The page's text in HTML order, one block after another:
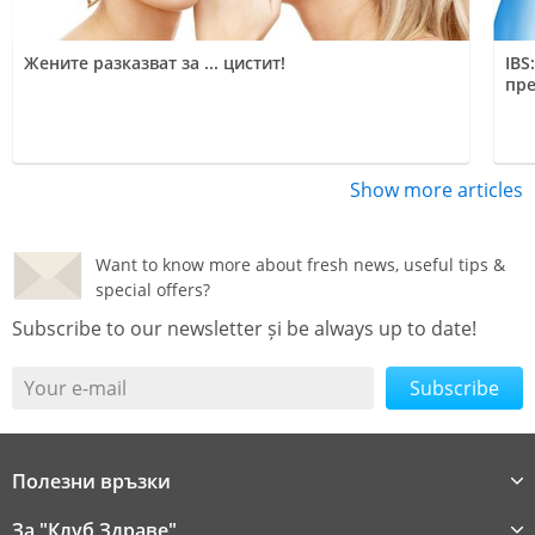
Жените разказват за ... цистит!
Show more articles
Want to know more about fresh news, useful tips &
special offers?
Subscribe to our newsletter și be always up to date!
Your e-mail
Полезни връзки